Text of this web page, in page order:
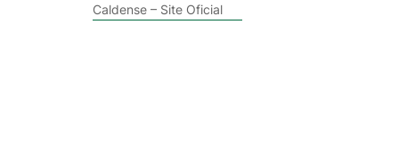
Caldense – Site Oficial